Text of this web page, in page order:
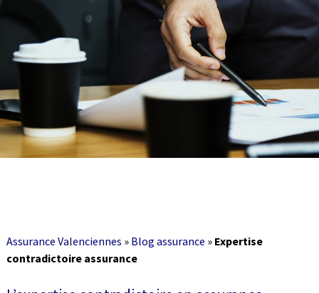
Assurance Valenciennes » Blog assurance » Expertise
contradictoire assurance